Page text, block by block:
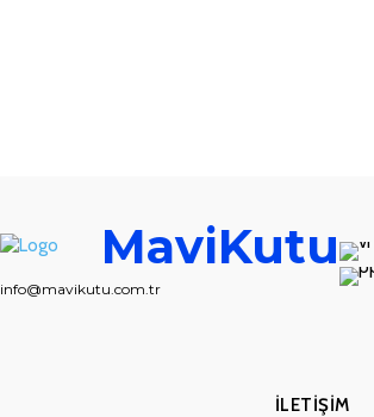
MaviKutu
info@mavikutu.com.tr
İLETIŞIM